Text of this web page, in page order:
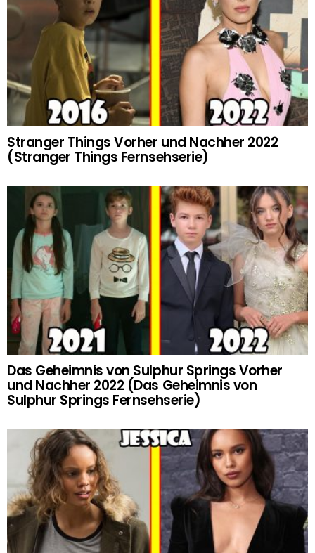
Stranger Things Vorher und Nachher 2022
(Stranger Things Fernsehserie)
Das Geheimnis von Sulphur Springs Vorher
und Nachher 2022 (Das Geheimnis von
Sulphur Springs Fernsehserie)